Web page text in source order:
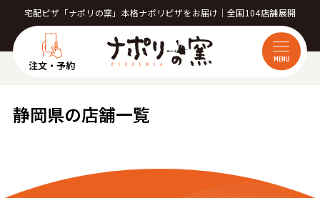
宅配ピザ「ナポリの窯」本格ナポリピザをお届け｜全国104店舗展開
注文・予約 MENU
静岡県の店舗一覧